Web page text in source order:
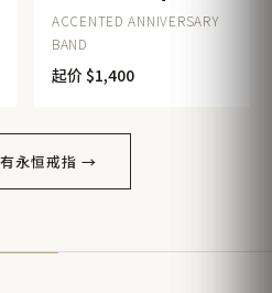
ACCENTED ANNIVERSARY
BAND
起价 $1,400
永恒戒指 →